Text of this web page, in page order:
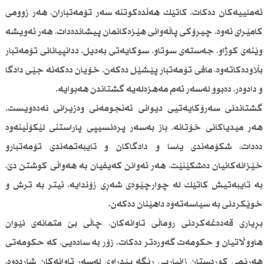
ئەمنییەكان دەكات، كاتێك هەڵدەكوتنە سەر تۆمەتباران، هەر زوومی
كامێرای ئەوە، چیرۆكی پاڵەوانی هێزەكانمان پیشاندەدات، هەر ئەویشە
وێنەی كوژاو، جەستەی سوتاو، سوكایەتی بەدیل، ددانپیانانی تۆمەتبار
بڵاودەكاتەوە، مافی تۆمەتبار پێشێل دەكەن، خۆیان دەكەنە جێی دادگا
و دادوەر، دەبوو لەسەر ئەم مەهزەلەیە گشتاندن هەبوایە.
گشتاندنی سەرۆكایەتیی دیوانی ئەنجومەنی وەزیرانی نەدەویست.
هەر میدیاكانی خۆتانە، باز بەسەر پرەنسیپی پاراستنی لێكۆڵینەوە
دەدات، شكۆمەندی یاسا و دادگاكان و تایبەتمەندی تۆمەتبارو
خێزانەكانیان دەشكێنێت، هەر ئەوانن كەیفیان بە هەواڵی كوشتن دێ،
بە تایبەتیش كاتێك لە چوارچێوەی شەڕی زۆندایە، ئیتر بە ترش و
خوێكردنی بە سیاسەتەوە داهێنان دەكەن.
بڕیاری قەدەغەكردنی روماڵی تاوانەكان، چاڵی بێ متمانەی نێوان
هاووڵاتیان و حكومەت گەورەتر دەكات. زۆر بە سادەیی، كە حكومەتی